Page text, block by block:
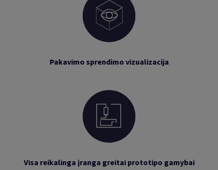
Pakavimo sprendimo vizualizacija
Visa reikalinga įranga greitai prototipo gamybai